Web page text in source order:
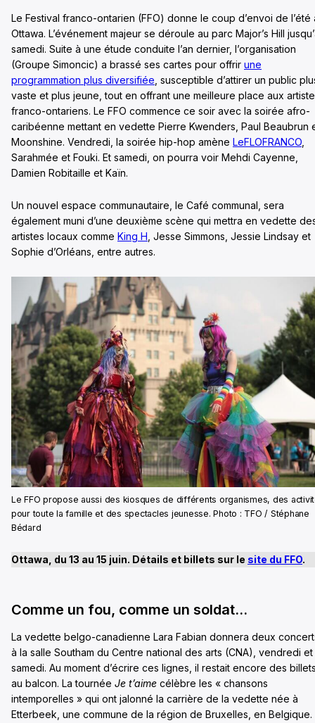
Le Festival franco-ontarien (FFO) donne le coup d’envoi de l’été
Ottawa. L’événement majeur se déroule au parc Major’s Hill
samedi. Suite à une étude conduite l’an dernier, l’organisation
(Groupe Simoncic) a brassé ses cartes pour offrir une
programmation plus diversifiée , susceptible d’attirer un public
vaste et plus jeune, tout en offrant une meilleure place aux
franco-ontariens. Le FFO commence ce soir avec la soirée afro-
caribéenne mettant en vedette Pierre Kwenders, Paul Beaubrun
Moonshine. Vendredi, la soirée hip-hop amène LeFLOFRANCO
Sarahmée et Fouki. Et samedi, on pourra voir Mehdi Cayenne,
Damien Robitaille et Kaïn.
Un nouvel espace communautaire, le Café communal, sera
également muni d’une deuxième scène qui mettra en vedette
artistes locaux comme King H , Jesse Simmons, Jessie Lindsay et
Sophie d’Orléans, entre autres.
Le FFO propose aussi des kiosques de différents organismes, des
pour toute la famille et des spectacles jeunesse. Photo : TFO / Stéphane
Bédard
Ottawa, du 13 au 15 juin. Détails et billets sur le site du FFO.
Comme un fou, comme un soldat…
La vedette belgo-canadienne Lara Fabian donnera deux
à la salle Southam du Centre national des arts (CNA), vendredi et
samedi. Au moment d’écrire ces lignes, il restait encore des
au balcon. La tournée Je t’aime célèbre les « chansons
intemporelles » qui ont jalonné la carrière de la vedette née à
Etterbeek, une commune de la région de Bruxelles, en Belgique.